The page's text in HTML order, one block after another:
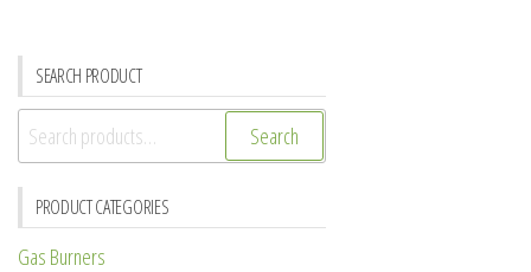
SEARCH PRODUCT
Search
for:
Search
PRODUCT CATEGORIES
Gas Burners